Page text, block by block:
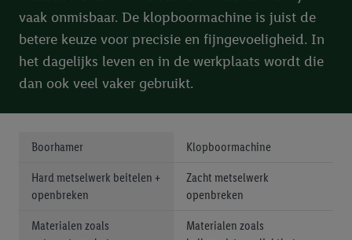
vaak onmisbaar. De klopboormachine is juist de
betere keuze voor precisie en fijngevoeligheid. In
het dagelijks leven en in de werkplaats wordt die
dan ook veel vaker gebruikt.
Boorhamer Klopboormachine
Hard metselwerk beitelen +
openbreken
Zacht metselwerk
openbreken
Materialen zoals
Materialen zoals
toegewezen werden.
Als u hiermee akkoord gaat, kunnen advertenties in het kader
van retargeting, d.w.z. advertenties voor producten waarin u
interesse hebt getoond (bijvoorbeeld door het product in de
webshop aan uw winkelmandje toe te voegen, maar het niet te
kopen), ook op verschillende apparaten en verschillende Lidl-
gehashte e-mailadres en eventuele andere
SA beschikt, meerdere eindapparaten of Lidl-diensten aan u
kunnen worden toegewezen.
Onder “Aanpassen” kunt u individuele doeleinden toestaan en